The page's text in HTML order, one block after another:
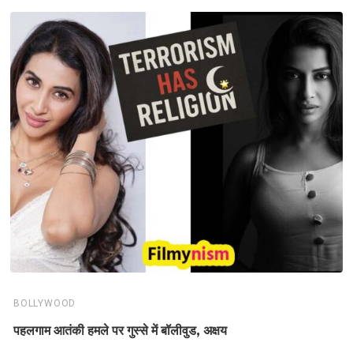
BOLLYWOOD
पहलगाम आतंकी हमले पर गुस्से में बॉलीवुड, अक्षय